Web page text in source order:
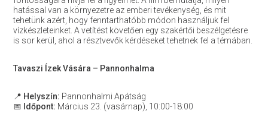
hatással van a környezetre az emberi tevékenység, és mit
tehetünk azért, hogy fenntarthatóbb módon használjuk fel
vízkészleteinket. A vetítést követően egy szakértői beszélgetésre
is sor kerül, ahol a résztvevők kérdéseket tehetnek fel a témában.
Tavaszi Ízek Vására – Pannonhalma
📍 Helyszín: Pannonhalmi Apátság
📅 Időpont: Március 23. (vasárnap), 10:00-18:00